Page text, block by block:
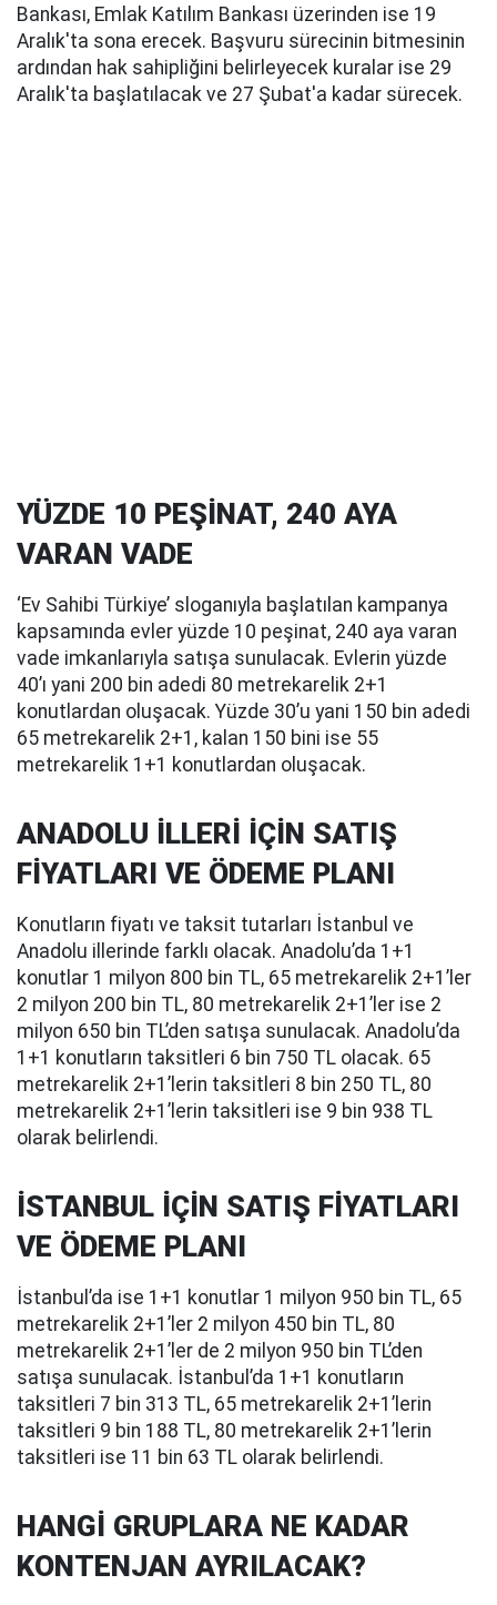
Bankası, Emlak Katılım Bankası üzerinden ise 19
Aralık'ta sona erecek. Başvuru sürecinin bitmesinin
ardından hak sahipliğini belirleyecek kuralar ise 29
Aralık'ta başlatılacak ve 27 Şubat'a kadar sürecek.
YÜZDE 10 PEŞİNAT, 240 AYA
VARAN VADE
‘Ev Sahibi Türkiye’ sloganıyla başlatılan kampanya
kapsamında evler yüzde 10 peşinat, 240 aya varan
vade imkanlarıyla satışa sunulacak. Evlerin yüzde
40’ı yani 200 bin adedi 80 metrekarelik 2+1
konutlardan oluşacak. Yüzde 30’u yani 150 bin adedi
65 metrekarelik 2+1, kalan 150 bini ise 55
metrekarelik 1+1 konutlardan oluşacak.
ANADOLU İLLERİ İÇİN SATIŞ
FİYATLARI VE ÖDEME PLANI
Konutların fiyatı ve taksit tutarları İstanbul ve
Anadolu illerinde farklı olacak. Anadolu’da 1+1
konutlar 1 milyon 800 bin TL, 65 metrekarelik 2+1’ler
2 milyon 200 bin TL, 80 metrekarelik 2+1’ler ise 2
milyon 650 bin TL’den satışa sunulacak. Anadolu’da
1+1 konutların taksitleri 6 bin 750 TL olacak. 65
metrekarelik 2+1’lerin taksitleri 8 bin 250 TL, 80
metrekarelik 2+1’lerin taksitleri ise 9 bin 938 TL
olarak belirlendi.
İSTANBUL İÇİN SATIŞ FİYATLARI
VE ÖDEME PLANI
İstanbul’da ise 1+1 konutlar 1 milyon 950 bin TL, 65
metrekarelik 2+1’ler 2 milyon 450 bin TL, 80
metrekarelik 2+1’ler de 2 milyon 950 bin TL’den
satışa sunulacak. İstanbul’da 1+1 konutların
taksitleri 7 bin 313 TL, 65 metrekarelik 2+1’lerin
taksitleri 9 bin 188 TL, 80 metrekarelik 2+1’lerin
taksitleri ise 11 bin 63 TL olarak belirlendi.
HANGİ GRUPLARA NE KADAR
KONTENJAN AYRILACAK?